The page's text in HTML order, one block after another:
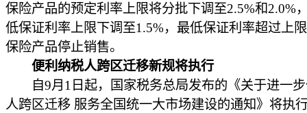
保险产品的预定利率上限将分批下调至2.5%和2.0%
低保证利率上限下调至1.5%，最低保证利率超过上
保险产品停止销售。
便利纳税人跨区迁移新规将执行
自9月1日起，国家税务总局发布的《关于进一步
人跨区迁移 服务全国统一大市场建设的通知》将执